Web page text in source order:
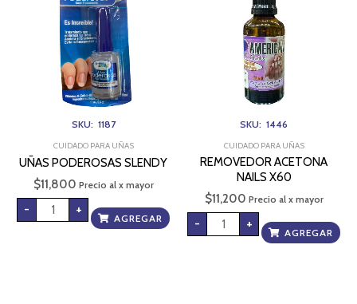
SKU: 1187
CUIDADO PARA UÑAS
UÑAS PODEROSAS SLENDY
$11,800 Precio al x mayor
- +
AGREGAR
SKU: 1446
CUIDADO PARA UÑAS
REMOVEDOR ACETONA
NAILS X60
$11,200 Precio al x mayor
- +
AGREGAR